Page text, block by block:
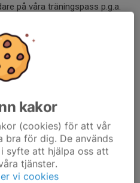
på våra träningspass p.g.a.
på eget ansvar.
som vanligt igen....
träningar
kakor
(cookies) för att vår
bra för dig. De används
syfte att hjälpa oss att
tjänster.
vi cookies